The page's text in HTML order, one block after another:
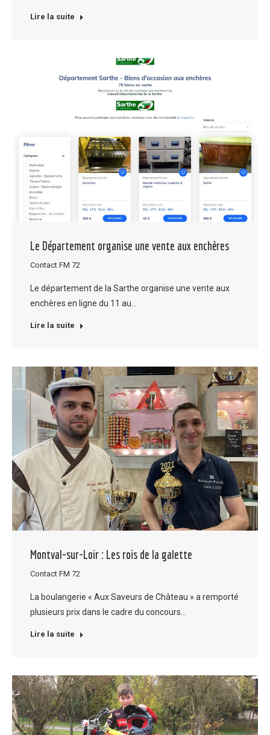
Lire la suite
Le Département organise une vente aux enchères
Contact FM 72
Le département de la Sarthe organise une vente aux
enchères en ligne du 11 au…
Lire la suite
Montval-sur-Loir : Les rois de la galette
Contact FM 72
La boulangerie « Aux Saveurs de Château » a remporté
plusieurs prix dans le cadre du concours…
Lire la suite